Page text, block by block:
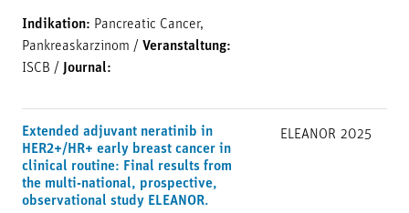
Indikation: Pancreatic Cancer,
Pankreaskarzinom / Veranstaltung:
ISCB / Journal:
Extended adjuvant neratinib in
HER2+/HR+ early breast cancer in
clinical routine: Final results from
the multi-national, prospective,
observational study ELEANOR.
ELEANOR 2025